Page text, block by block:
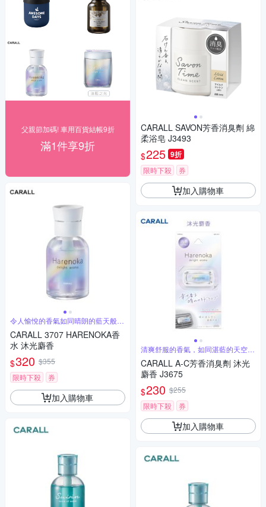
父親節加碼! 車用百貨結帳9折
滿1件享9折
令人愉悅的香氣如同晴朗的藍天般舒
緩擴散
CARALL 3707 HARENOKA香
水 沐光麝香
$320 $355
限時下殺
券
加入購物車
CARALL SAVON芳香消臭劑 綿
柔浴皂 J3493
$225 9折
限時下殺 券
加入購物車
清爽舒服的香氣，如同湛藍的天空般
令人愉悅
CARALL A-C芳香消臭劑 沐光
麝香 J3675
$230 $255
限時下殺
券
加入購物車